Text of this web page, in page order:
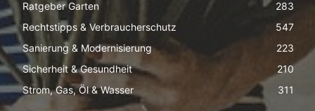
Ratgeber Garten
283
Rechtstipps & Verbraucherschutz
547
Sanierung & Modernisierung
223
Sicherheit & Gesundheit
210
Strom, Gas, Öl & Wasser
311